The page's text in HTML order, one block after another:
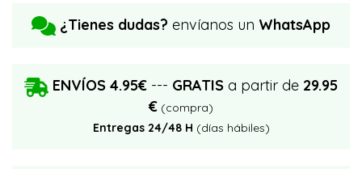
¿Tienes dudas? envíanos un WhatsApp
ENVÍOS 4.95€ --- GRATIS a partir de 29.95
€ (compra)
Entregas 24/48 H (días hábiles)